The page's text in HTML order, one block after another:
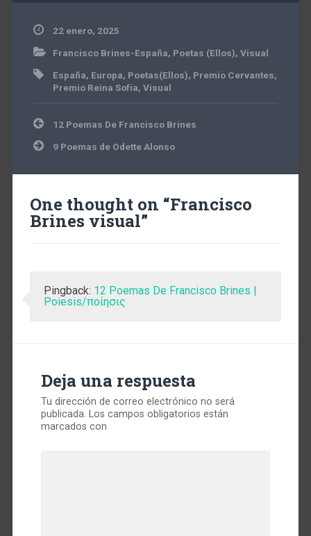
22 enero, 2025
Francisco Brines-España, Poetas (Ellos), Visual
España, Europa, Poetas(Ellos), Premio Cervantes,
Premio Reina Sofía, Visual
Navegación
entradas
12 Poemas De Francisco Brines
9 Poemas de Odette Alonso
One thought on “Francisco
Brines visual”
Pingback: 12 Poemas De Francisco Brines |
Poiesis/ποίησις
Deja una respuesta
Tu dirección de correo electrónico no será
publicada. Los campos obligatorios están
marcados con